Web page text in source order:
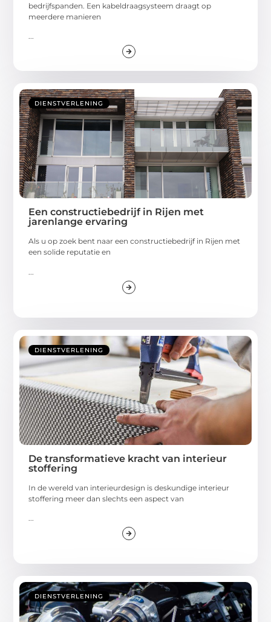
bedrijfspanden. Een kabeldraagsysteem draagt op
meerdere manieren
...
DIENSTVERLENING
Een constructiebedrijf in Rijen met
jarenlange ervaring
Als u op zoek bent naar een constructiebedrijf in Rijen met
een solide reputatie en
DIENSTVERLENING
De transformatieve kracht van interieur
stoffering
In de wereld van interieurdesign is deskundige interieur
stoffering meer dan slechts een aspect van
DIENSTVERLENING